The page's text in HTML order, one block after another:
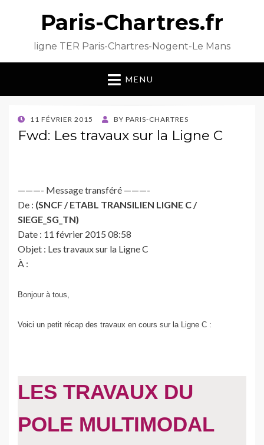
Paris-Chartres.fr
ligne TER Paris-Chartres-Nogent-Le Mans
MENU
POSTED
ON
11 FÉVRIER 2015 BY PARIS-CHARTRES
Fwd: Les travaux sur la Ligne C
———- Message transféré ———-
De : (SNCF / ETABL TRANSILIEN LIGNE C /
SIEGE_SG_TN)
Date : 11 février 2015 08:58
Objet : Les travaux sur la Ligne C
À :
Bonjour à tous,
Voici un petit récap des travaux en cours sur la Ligne C :
LES TRAVAUX DU
POLE MULTIMODAL